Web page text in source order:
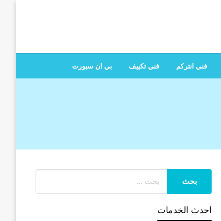
جميع الخدمات المنزلية في الكويت
فني انتركم فني تكييف بي ان سبورت
احدث الخدمات